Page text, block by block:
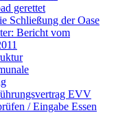
gerettet
Schließung der Oase
Bericht vom
EVV
/ Eingabe Essen